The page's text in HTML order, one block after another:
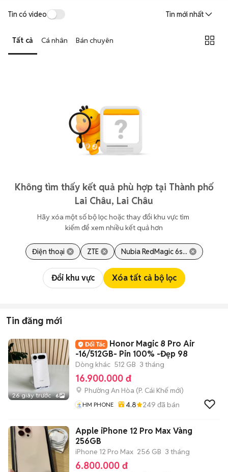
Tin có video Tin mới nhất
Tất cả Cá nhân Bán chuyên
Không tìm thấy kết quả phù hợp tại Thành phố
Lai Châu, Lai Châu
Hãy xóa một số bộ lọc hoặc thay đổi khu vực tìm
kiếm để xem nhiều kết quả hơn
Điện thoại ZTE Nubia RedMagic 6s...
Đổi khu vực Xóa tất cả bộ lọc
Tin đăng mới
26 giây trước 6
Honor Magic 8 Pro Air
-16/512GB- Pin 100% -Đẹp 98
Dòng khác 512 GB 3 tháng
16.900.000 đ
Phường An Hòa (P. Cái Khế mới)
HM PHONE 4.8 249 đã bán
Apple iPhone 12 Pro Max Vàng
256GB
iPhone 12 Pro Max 256 GB 3 tháng
6.800.000 đ